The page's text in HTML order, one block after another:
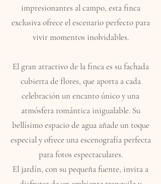
impresionantes al campo, esta finca
exclusiva ofrece el escenario perfecto para
vivir momentos inolvidables.
El gran atractivo de la finca es su fachada
cubierta de flores, que aporta a cada
celebración un encanto único y una
atmósfera romántica inigualable. Su
bellísimo espacio de agua añade un toque
especial y ofrece una escenografía perfecta
para fotos espectaculares.
El jardín, con su pequeña fuente, invita a